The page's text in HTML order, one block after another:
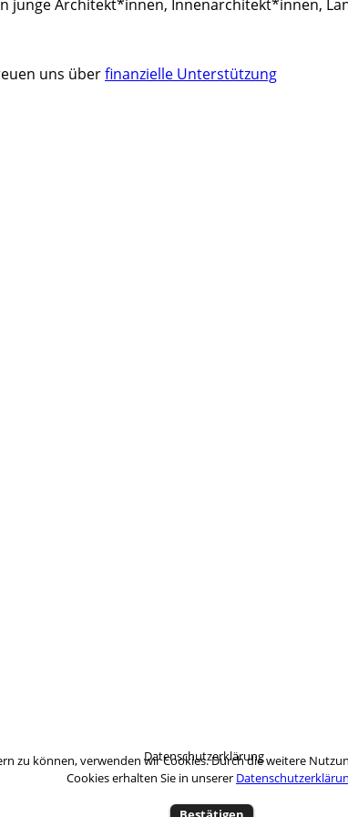
Architekt*innen, Innenarchitekt*innen,
uns überfinanzielle Unterstützung
zu können, verwenden wir Cookies. Durch die weitere
Cookies erhalten Sie in unserer
Datenschutzerklärung